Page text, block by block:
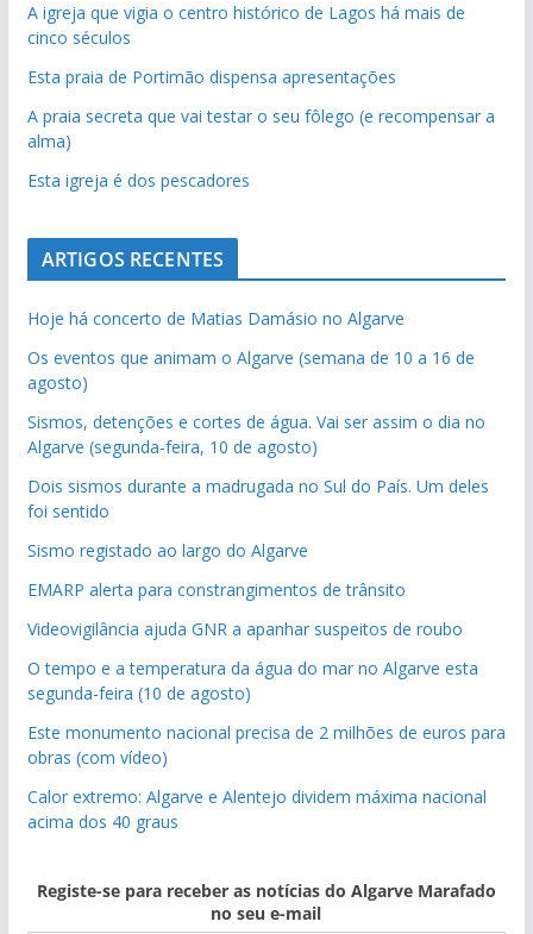
A igreja que vigia o centro histórico de Lagos há mais de
cinco séculos
Esta praia de Portimão dispensa apresentações
A praia secreta que vai testar o seu fôlego (e recompensar a
alma)
Esta igreja é dos pescadores
ARTIGOS RECENTES
Hoje há concerto de Matias Damásio no Algarve
Os eventos que animam o Algarve (semana de 10 a 16 de
agosto)
Sismos, detenções e cortes de água. Vai ser assim o dia no
Algarve (segunda-feira, 10 de agosto)
Dois sismos durante a madrugada no Sul do País. Um deles
foi sentido
Sismo registado ao largo do Algarve
EMARP alerta para constrangimentos de trânsito
Videovigilância ajuda GNR a apanhar suspeitos de roubo
O tempo e a temperatura da água do mar no Algarve esta
segunda-feira (10 de agosto)
Este monumento nacional precisa de 2 milhões de euros para
obras (com vídeo)
Calor extremo: Algarve e Alentejo dividem máxima nacional
acima dos 40 graus
Registe-se para receber as notícias do Algarve Marafado
no seu e-mail